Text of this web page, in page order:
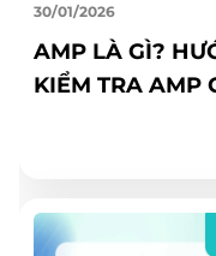
30/01/2026
AMP LÀ GÌ?
KIỂM TRA AMP